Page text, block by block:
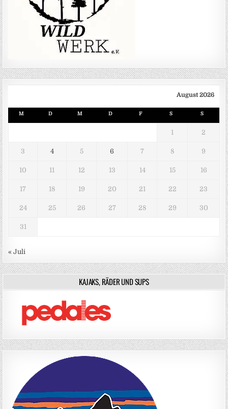
August 2026
M D M D F S S
1 2
3 4 5 6 7 8 9
10 11 12 13 14 15 16
17 18 19 20 21 22 23
24 25 26 27 28 29 30
31
« Juli
KAJAKS, RÄDER UND SUPS